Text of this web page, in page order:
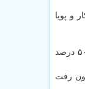
و پویا
به گفته وی سالانه ۱۲۰ هزار نفر در ۲ بخش دولتی و خصوصی آموزش کسب می کنند که بصورت تقریبی ۵۰ درصد در مراکز دولتی و ۵۰ درصد
رفت